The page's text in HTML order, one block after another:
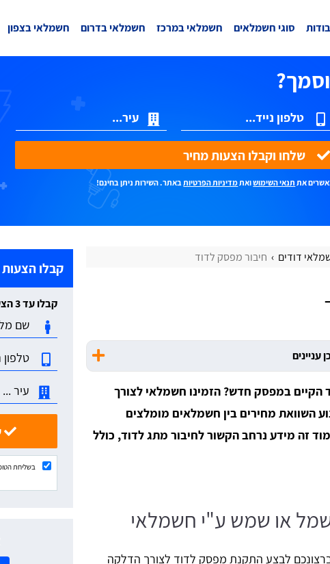
סוגי חשמלאים חשמלאי במרכז חשמלאי בדרום חשמלאי בצפון
שלחו וקבלו הצעות מחיר
את תנאי השימושואתמדיניות הפרטיותבאתר. השירות ניתן בחינם!
דודים חיבור מפסק לדוד
הקיים במפסק חדש? הזמינו חשמלאי לצורך
השוואת מחירים בין חשמלאים מומלצים
זה מידע נרחב הקשור לחיבור מתג לדוד, כולל
או שמש ע"י חשמלאי
לבצע התקנת מפסק לדוד לצורך הדלקה
קבלו
קבלו עד 3 הצעות מחיר חינם וללא התחייבות:
שלחו ונשוב אליכם בהקדם
בשליחת